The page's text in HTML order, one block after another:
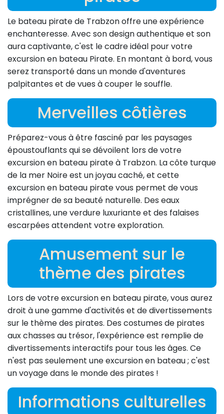
Le bateau pirate de Trabzon offre une expérience
enchanteresse. Avec son design authentique et son
aura captivante, c'est le cadre idéal pour votre
excursion en bateau Pirate. En montant à bord, vous
serez transporté dans un monde d'aventures
palpitantes et de vues à couper le souffle.
Merveilles côtières
Préparez-vous à être fasciné par les paysages
époustouflants qui se dévoilent lors de votre
excursion en bateau pirate à Trabzon. La côte turque
de la mer Noire est un joyau caché, et cette
excursion en bateau pirate vous permet de vous
imprégner de sa beauté naturelle. Des eaux
cristallines, une verdure luxuriante et des falaises
escarpées attendent votre exploration.
Amusement sur le
thème des pirates
Lors de votre excursion en bateau pirate, vous aurez
droit à une gamme d'activités et de divertissements
sur le thème des pirates. Des costumes de pirates
aux chasses au trésor, l'expérience est remplie de
divertissements interactifs pour tous les âges. Ce
n'est pas seulement une excursion en bateau ; c'est
un voyage dans le monde des pirates !
Informations culturelles